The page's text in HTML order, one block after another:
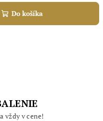
Do košíka
vždy v cene!